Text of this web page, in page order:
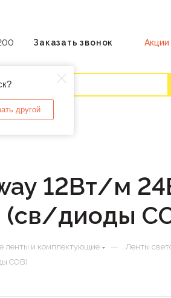
другой
Заказать звонок Акции
12Вт/м
диоды
ленты и комплектующие — Ленты
COB)